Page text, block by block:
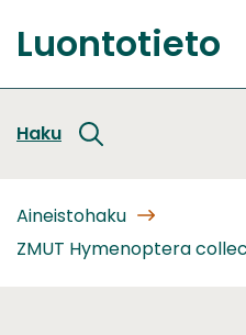
sisältöön
Etusivu
Luontotieto
Haku
Aineistohaku
ZMUT Hymenoptera